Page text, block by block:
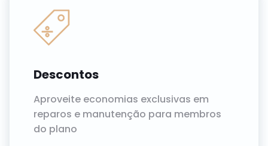
Descontos
Aproveite economias exclusivas em
reparos e manutenção para membros
do plano